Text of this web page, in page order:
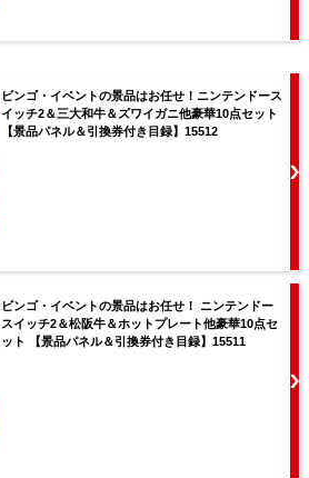
ビンゴ・イベントの景品はお任せ！ニンテンドース
イッチ2＆三大和牛＆ズワイガニ他豪華10点セット
【景品パネル＆引換券付き目録】15512
ビンゴ・イベントの景品はお任せ！ ニンテンドー
スイッチ2＆松阪牛＆ホットプレート他豪華10点セ
ット 【景品パネル＆引換券付き目録】15511